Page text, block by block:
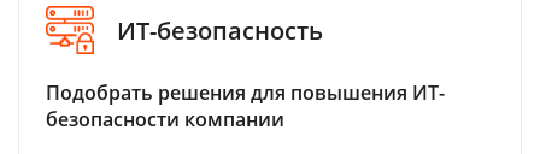
ИТ-безопасность
Подобрать решения для повышения ИТ-
безопасности компании